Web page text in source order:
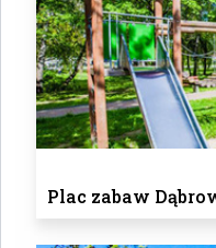
Plac zabaw